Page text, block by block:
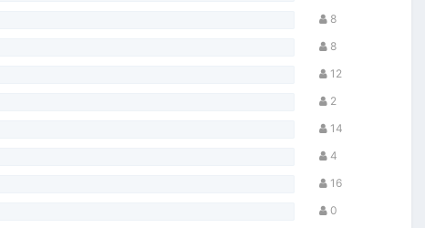
8
8
12
2
14
4
16
0